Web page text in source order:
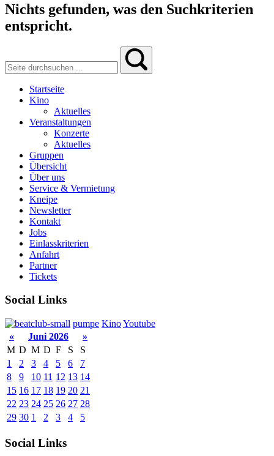
Nichts gefunden, was den Suchkriterien
entspricht.
Startseite
Kino
Aktuelles
Veranstaltungen
Konzerte
Aktuelles
Gruppen
Übersicht
Über uns
Service & Vermietung
Kneipe
Newsletter
Kontakt
Jobs
Einlasskriterien
Anfahrt
Partner
Tickets
Social Links
pumpe KinoYoutube
«
Juni 2026
»
M D M D F S
S
1
2 3 4 5 6
7
8
9 10 11 12 13 14
15 16 17 18 19 20 21
22 23 24 25 26 27 28
29 30 1 2 3 4 5
Social Links